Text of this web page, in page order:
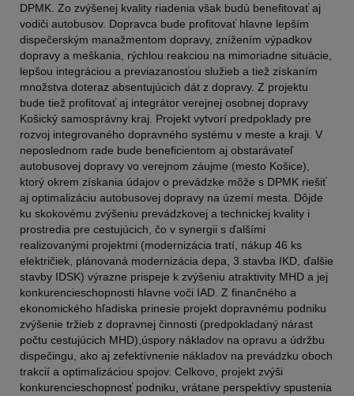
DPMK. Zo zvýšenej kvality riadenia však budú benefitovať aj
vodiči autobusov. Dopravca bude profitovať hlavne lepším
dispečerským manažmentom dopravy, znížením výpadkov
dopravy a meškania, rýchlou reakciou na mimoriadne situácie,
lepšou integráciou a previazanosťou služieb a tiež získaním
množstva doteraz absentujúcich dát z dopravy. Z projektu
bude tiež profitovať aj integrátor verejnej osobnej dopravy
Košický samosprávny kraj. Projekt vytvorí predpoklady pre
rozvoj integrovaného dopravného systému v meste a kraji. V
neposlednom rade bude beneficientom aj obstarávateľ
autobusovej dopravy vo verejnom záujme (mesto Košice),
ktorý okrem získania údajov o prevádzke môže s DPMK riešiť
aj optimalizáciu autobusovej dopravy na území mesta. Dôjde
ku skokovému zvýšeniu prevádzkovej a technickej kvality i
prostredia pre cestujúcich, čo v synergii s ďalšími
realizovanými projektmi (modernizácia tratí, nákup 46 ks
električiek, plánovaná modernizácia depa, 3.stavba IKD, ďalšie
stavby IDSK) výrazne prispeje k zvýšeniu atraktivity MHD a jej
konkurencieschopnosti hlavne voči IAD. Z finančného a
ekonomického hľadiska prinesie projekt dopravnému podniku
zvýšenie tržieb z dopravnej činnosti (predpokladaný nárast
počtu cestujúcich MHD),úspory nákladov na opravu a údržbu
dispečingu, ako aj zefektívnenie nákladov na prevádzku oboch
trakcií a optimalizáciou spojov. Celkovo, projekt zvýši
konkurencieschopnosť podniku, vrátane perspektívy spustenia